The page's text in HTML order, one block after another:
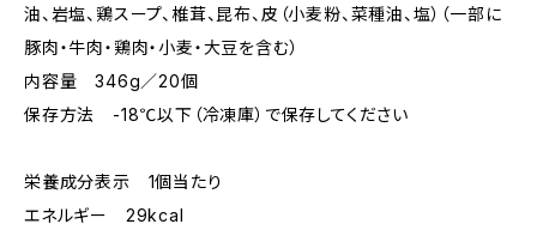
油、岩塩、鶏スープ、椎茸、昆布、皮（小麦粉、菜種油、塩）（一部に
豚肉・牛肉・鶏肉・小麦・大豆を含む）
内容量 346g／20個
保存方法 -18℃以下（冷凍庫）で保存してください
栄養成分表示 1個当たり
エネルギー 29kcal